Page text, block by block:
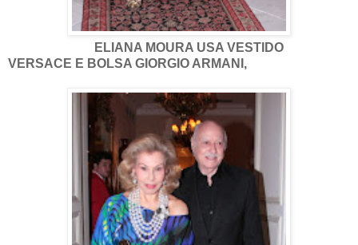
ELIANA MOURA USA VESTIDO
VERSACE E BOLSA GIORGIO ARMANI,